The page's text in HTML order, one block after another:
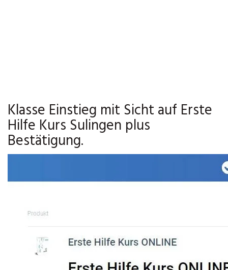
Klasse Einstieg mit Sicht auf Erste
Hilfe Kurs Sulingen plus
Bestätigung.